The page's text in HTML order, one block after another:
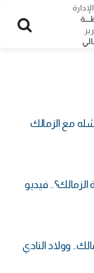
مع الزمالك
فيديو
وولاد النادي